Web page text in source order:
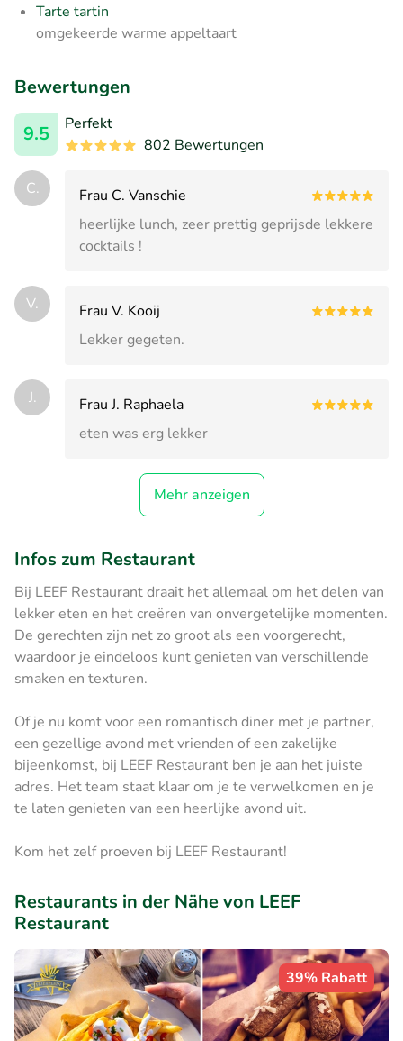
Tarte tartin
omgekeerde warme appeltaart
Bewertungen
9.5
Perfekt
802 Bewertungen
C.
Frau C. Vanschie
heerlijke lunch, zeer prettig geprijsde lekkere
cocktails !
V.
Frau V. Kooij
Lekker gegeten.
J.
Frau J. Raphaela
eten was erg lekker
Mehr anzeigen
Infos zum Restaurant
Bij LEEF Restaurant draait het allemaal om het delen van
lekker eten en het creëren van onvergetelijke momenten.
De gerechten zijn net zo groot als een voorgerecht,
waardoor je eindeloos kunt genieten van verschillende
smaken en texturen.
Of je nu komt voor een romantisch diner met je partner,
een gezellige avond met vrienden of een zakelijke
bijeenkomst, bij LEEF Restaurant ben je aan het juiste
adres. Het team staat klaar om je te verwelkomen en je
te laten genieten van een heerlijke avond uit.
Kom het zelf proeven bij LEEF Restaurant!
Restaurants in der Nähe von LEEF
Restaurant
39% Rabatt